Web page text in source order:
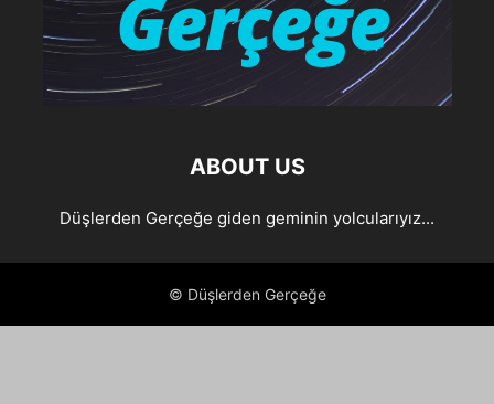
ABOUT US
Düşlerden Gerçeğe giden geminin yolcularıyız...
© Düşlerden Gerçeğe